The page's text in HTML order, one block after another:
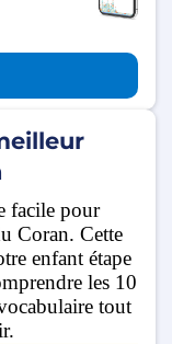
facile pour
Coran. Cette
enfant étape
les 10
tout